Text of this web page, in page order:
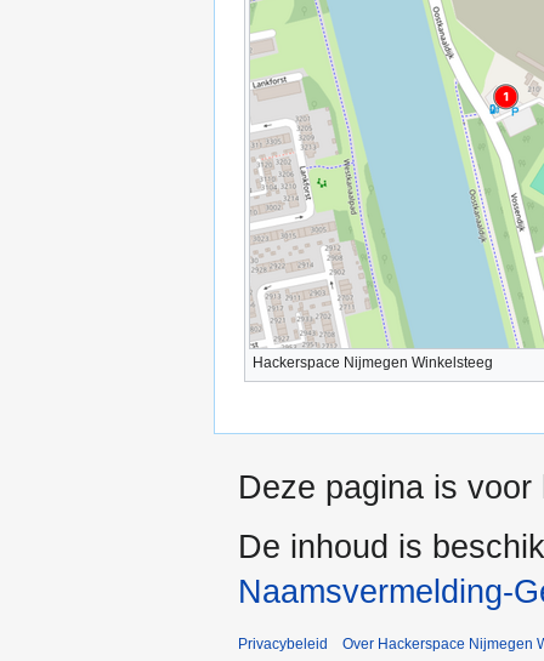
Hackerspace Nijmegen Winkelsteeg
Deze pagina is
De inhoud is
Naamsvermelding-
Privacybeleid Over Hackerspace Nijmegen